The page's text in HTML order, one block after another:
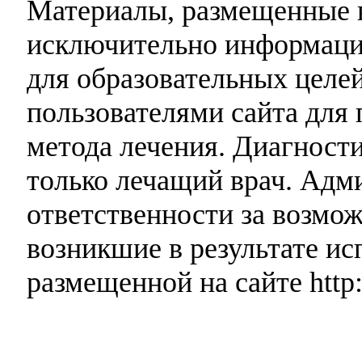
Материалы, размещенные
исключительно
для образовательных
пользователями сайта
метода лечения.
только лечащий врач.
ответственности за
возникшие в результате
размещенной на сайте